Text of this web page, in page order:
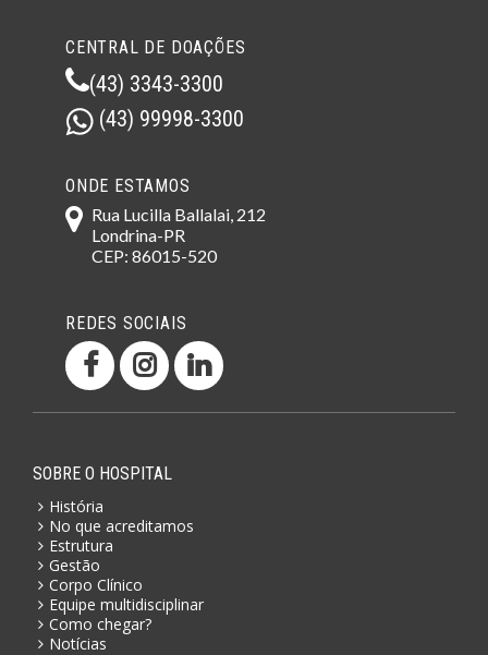
CENTRAL DE DOAÇÕES
(43) 3343-3300
(43) 99998-3300
ONDE ESTAMOS
Rua Lucilla Ballalai, 212
Londrina-PR
CEP: 86015-520
REDES SOCIAIS
SOBRE O HOSPITAL
História
No que acreditamos
Estrutura
Gestão
Corpo Clínico
Equipe multidisciplinar
Como chegar?
Notícias